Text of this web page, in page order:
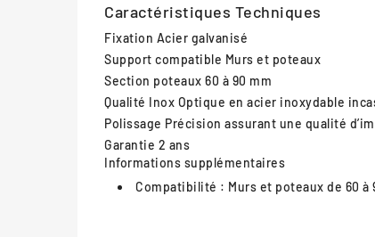
Caractéristiques Techniques
Fixation Acier galvanisé
Support compatible Murs et poteaux
Section poteaux 60 à 90 mm
Qualité Inox Optique en acier inoxydable
Polissage Précision assurant une qualité
Garantie 2 ans
Informations supplémentaires
Compatibilité : Murs et poteaux de 60